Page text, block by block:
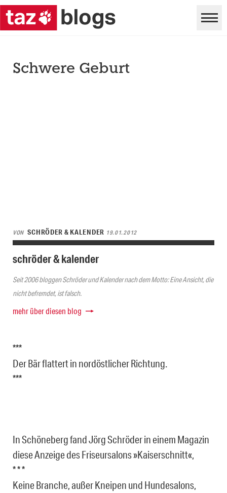
Schwere Geburt
VON SCHRÖDER & KALENDER 19.01.2012
schröder & kalender
Seit 2006 bloggen Schröder und Kalender nach dem Motto: Eine Ansicht, die
nicht befremdet, ist falsch.
mehr über diesen blog
***
Der Bär flattert in nordöstlicher Richtung.
***
In Schöneberg fand Jörg Schröder in einem Magazin
diese Anzeige des Friseursalons »Kaiserschnitt«,
* * *
Keine Branche, außer Kneipen und Hundesalons,